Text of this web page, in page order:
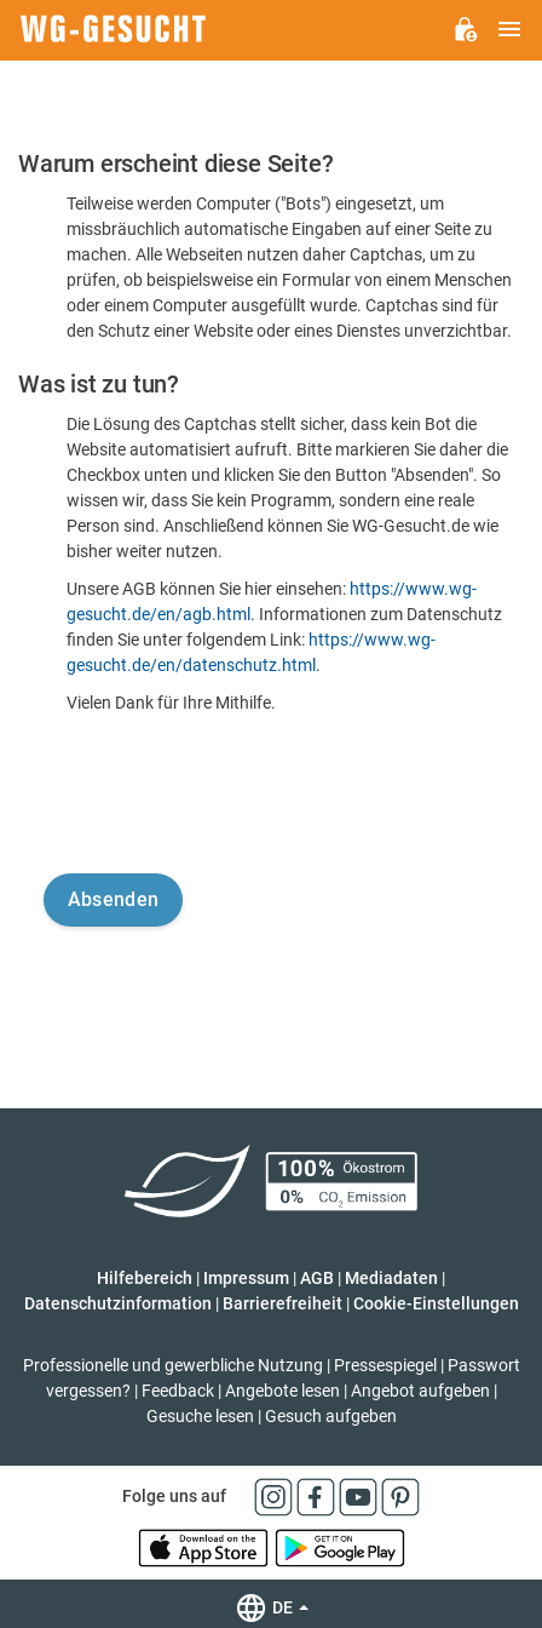
Bitte
dass
sind
Warum erscheint diese Seite?
Teilweise werden Computer ("Bots") eingesetzt, um
missbräuchlich automatische Eingaben auf einer Seite zu
machen. Alle Webseiten nutzen daher Captchas, um zu
prüfen, ob beispielsweise ein Formular von einem Menschen
oder einem Computer ausgefüllt wurde. Captchas sind für
den Schutz einer Website oder eines Dienstes unverzichtbar.
Was ist zu tun?
Die Lösung des Captchas stellt sicher, dass kein Bot die
Website automatisiert aufruft. Bitte markieren Sie daher die
Checkbox unten und klicken Sie den Button "Absenden". So
wissen wir, dass Sie kein Programm, sondern eine reale
Person sind. Anschließend können Sie WG-Gesucht.de wie
bisher weiter nutzen.
Unsere AGB können Sie hier einsehen: https://www.wg-
gesucht.de/en/agb.html . Informationen zum Datenschutz
finden Sie unter folgendem Link: https://www.wg-
gesucht.de/en/datenschutz.html .
Vielen Dank für Ihre Mithilfe.
Hilfebereich | Impressum |AGB | Mediadaten |
Datenschutzinformation | Barrierefreiheit | Cookie-Einstellungen
Professionelle und gewerbliche Nutzung | Pressespiegel | Passwort
vergessen? | Feedback | Angebote lesen | Angebot aufgeben |
Gesuche lesen | Gesuch aufgeben
Folge uns auf
DE